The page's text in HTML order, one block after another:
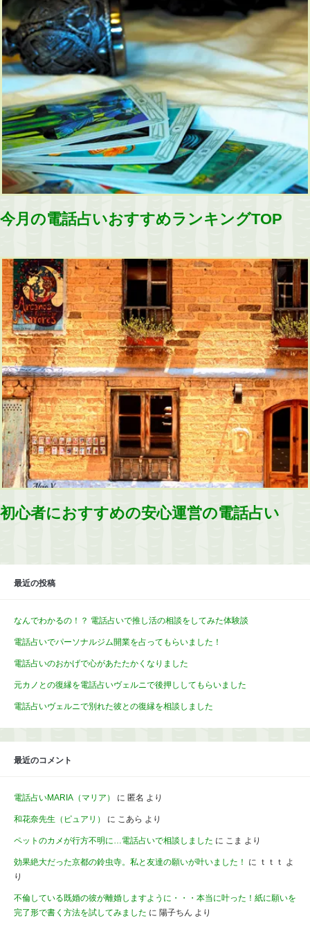
今月の電話占いおすすめランキングTOP
初心者におすすめの安心運営の電話占い
最近の投稿
なんでわかるの！？ 電話占いで推し活の相談をしてみた体験談
電話占いでパーソナルジム開業を占ってもらいました！
電話占いのおかげで心があたたかくなりました
元カノとの復縁を電話占いヴェルニで後押ししてもらいました
電話占いヴェルニで別れた彼との復縁を相談しました
最近のコメント
電話占いMARIA（マリア） に 匿名 より
和花奈先生（ピュアリ） に こあら より
ペットのカメが行方不明に…電話占いで相談しました に こま より
効果絶大だった京都の鈴虫寺。私と友達の願いが叶いました！ に ｔｔｔ よ
り
不倫している既婚の彼が離婚しますように・・・本当に叶った！紙に願いを
完了形で書く方法を試してみました に 陽子ちん より